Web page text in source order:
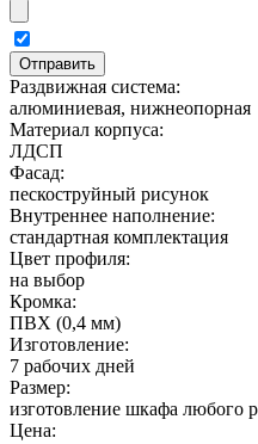
Раздвижная система:
алюминиевая, нижнеопорная
Материал корпуса:
ЛДСП
Фасад:
пескоструйный рисунок
Внутреннее наполнение:
стандартная комплектация
Цвет профиля:
на выбор
Кромка:
ПВХ (0,4 мм)
Изготовление:
7 рабочих дней
Размер:
изготовление шкафа любого
Цена: